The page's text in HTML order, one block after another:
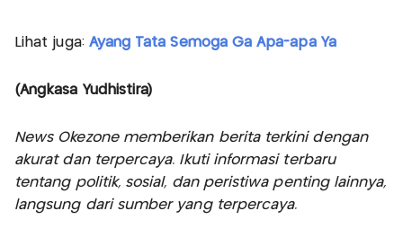
Lihat juga: Ayang Tata Semoga Ga Apa-apa Ya
(Angkasa Yudhistira)
News Okezone memberikan berita terkini dengan
akurat dan terpercaya. Ikuti informasi terbaru
tentang politik, sosial, dan peristiwa penting lainnya,
langsung dari sumber yang terpercaya.